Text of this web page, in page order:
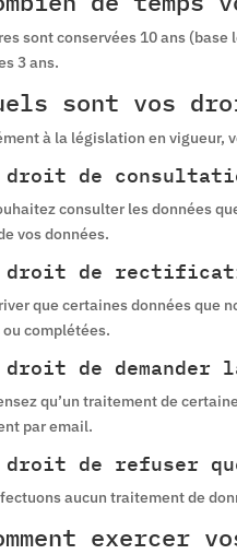
sont conservées 10 ans
3 ans.
sont vos
à la législation en vigueur,
de
consulter les données
vos données.
de
que certaines données que
complétées.
de demander
qu’un traitement de
par email.
de refuser
aucun traitement de
exercer